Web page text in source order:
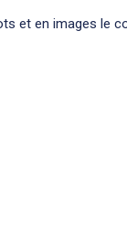
et en images le